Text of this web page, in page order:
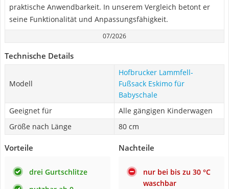
praktische Anwendbarkeit. In unserem Vergleich betont er
seine Funktionalität und Anpassungsfähigkeit.
07/2026
Technische Details
Modell
Hofbrucker Lammfell-
Fußsack Eskimo für
Babyschale
Geeignet für
Alle gängigen Kinderwagen
Größe nach Länge
80 cm
Vorteile
drei Gurtschlitze
Nachteile
nur bei bis zu 30 °C
waschbar